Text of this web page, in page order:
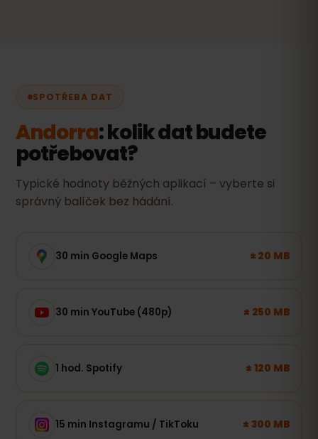
SPOTŘEBA DAT
Andorra: kolik dat budete
potřebovat?
Typické hodnoty běžných aplikací – vyberte si
správný balíček bez hádání.
30 min Google Maps ± 20 MB
30 min YouTube (480p) ± 250 MB
1 hod. Spotify ± 120 MB
15 min Instagramu / TikToku ± 300 MB